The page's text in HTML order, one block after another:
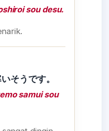
sou desu.
そうです。
samui sou